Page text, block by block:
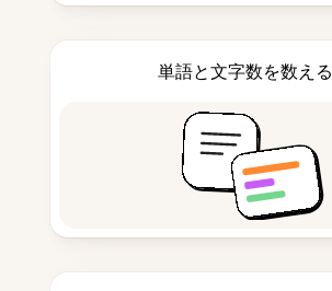
単語と文字数を数える